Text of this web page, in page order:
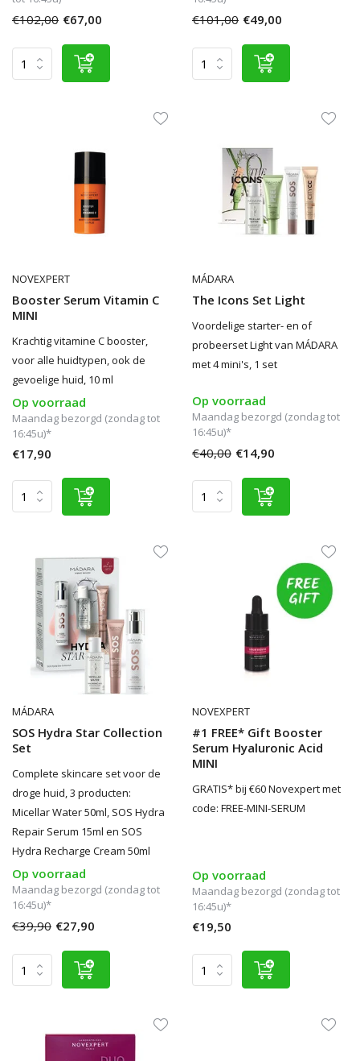
€102,00 €67,00 €101,00 €49,00
NOVEXPERT
Booster Serum Vitamin C
MINI
Krachtig vitamine C booster,
voor alle huidtypen, ook de
gevoelige huid, 10 ml
Op voorraad
Maandag bezorgd (zondag tot
16:45u)*
€17,90
MÁDARA
The Icons Set Light
Voordelige starter- en of
probeerset Light van MÁDARA
met 4 mini's, 1 set
Op voorraad
Maandag bezorgd (zondag tot
16:45u)*
€40,00 €14,90
MÁDARA
SOS Hydra Star Collection
Set
Complete skincare set voor de
droge huid, 3 producten:
Micellar Water 50ml, SOS Hydra
Repair Serum 15ml en SOS
Hydra Recharge Cream 50ml
Op voorraad
Maandag bezorgd (zondag tot
16:45u)*
€39,90 €27,90
NOVEXPERT
#1 FREE* Gift Booster
Serum Hyaluronic Acid
MINI
GRATIS* bij €60 Novexpert met
code: FREE-MINI-SERUM
Op voorraad
Maandag bezorgd (zondag tot
16:45u)*
€19,50